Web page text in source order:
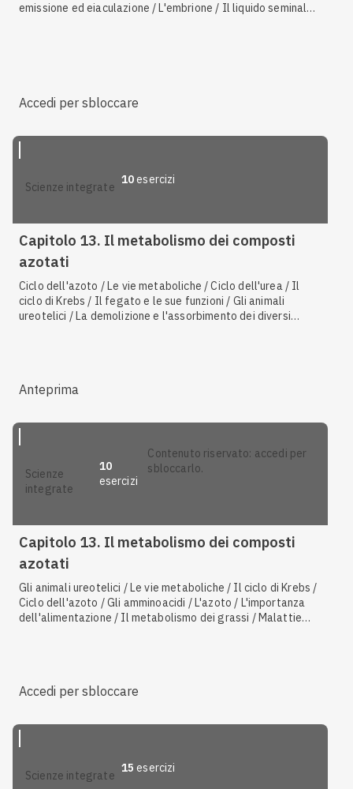
emissione ed eiaculazione / L'embrione / Il liquido seminale /
Accedi per sbloccare
scienze integrate
10 esercizi
Capitolo 13. Il metabolismo dei composti
azotati
Ciclo dell'azoto / Le vie metaboliche / Ciclo dell'urea / Il
ciclo di Krebs / Il fegato e le sue funzioni / Gli animali
ureotelici / La demolizione e l'assorbimento dei diversi
Anteprima
scienze
integrate
10
esercizi
contenuto riservato: accedi per
sbloccarlo.
Capitolo 13. Il metabolismo dei composti
azotati
Gli animali ureotelici / Le vie metaboliche / Il ciclo di Krebs /
Ciclo dell'azoto / Gli amminoacidi / L'azoto / L'importanza
dell'alimentazione / Il metabolismo dei grassi / Malattie
Accedi per sbloccare
scienze integrate
15 esercizi